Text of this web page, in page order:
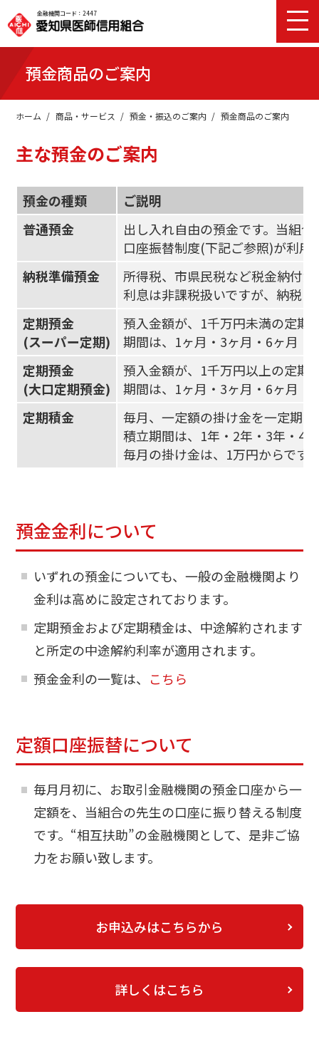
金融機関コード：2447
預金商品のご案内
ホーム 商品・サービス 預金・振込のご案内 預金商品のご案内
主な預金のご案内
預金の種類
ご説明
普通預金
出し入れ自由の預金です。当組
口座振替制度(下記ご参照)が利用
納税準備預金
所得税、市県民税など税金納付
利息は非課税扱いですが、納税
定期預金
(スーパー定期)
預入金額が、1千万円未満の定期
期間は、1ヶ月・3ヶ月・6ヶ月・
定期預金
(大口定期預金)
預入金額が、1千万円以上の定期
期間は、1ヶ月・3ヶ月・6ヶ月・
定期積金
毎月、一定額の掛け金を一定期
積立期間は、1年・2年・3年・4
毎月の掛け金は、1万円からです
預金金利について
いずれの預金についても、一般の金融機関より
金利は高めに設定されております。
定期預金および定期積金は、中途解約されます
と所定の中途解約利率が適用されます。
預金金利の一覧は、 こちら
定額口座振替について
毎月月初に、お取引金融機関の預金口座から一
定額を、当組合の先生の口座に振り替える制度
です。“相互扶助”の金融機関として、是非ご協
力をお願い致します。
お申込みはこちらから
詳しくはこちら